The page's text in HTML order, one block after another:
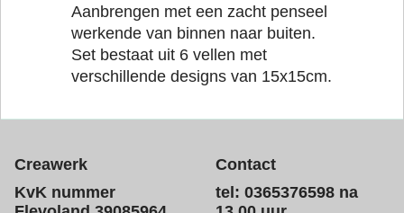
Aanbrengen met een zacht penseel
werkende van binnen naar buiten.
Set bestaat uit 6 vellen met
verschillende designs van 15x15cm.
Creawerk
KvK nummer
Contact
tel: 0365376598 na